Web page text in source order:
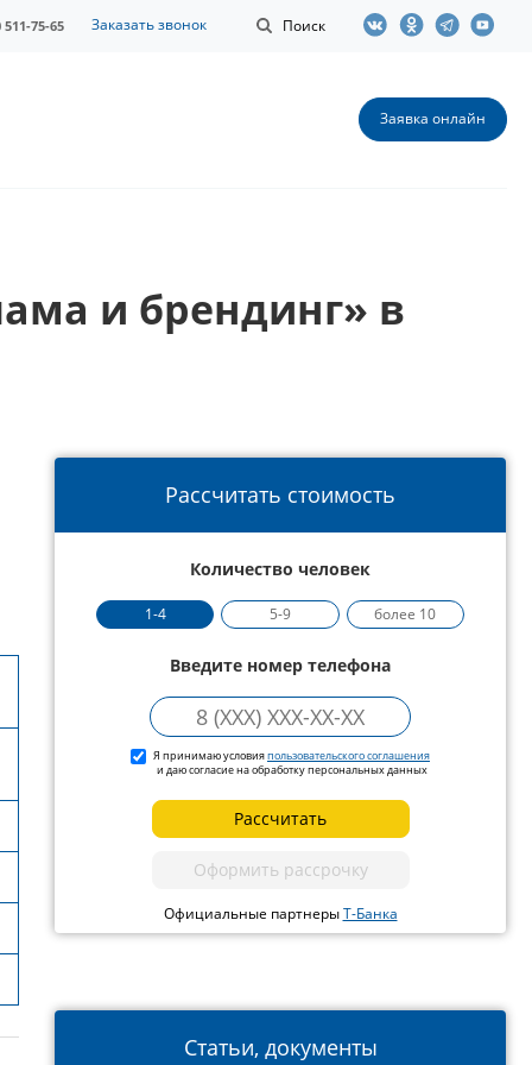
Поиск
511-75-65 Заказать звонок
Заявка онлайн
и брендинг» в
Рассчитать стоимость
Количество человек
1-4 5-9 более 10
Введите номер телефона
Я принимаю условияпользовательского соглашения
и даю согласие на обработку персональных данных
Рассчитать
Оформить рассрочку
Официальные партнерыТ-Банка
Статьи, документы